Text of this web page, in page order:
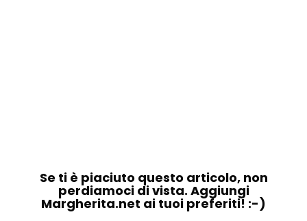
Se ti è piaciuto questo articolo, non
perdiamoci di vista. Aggiungi
Margherita.net ai tuoi preferiti! :-)